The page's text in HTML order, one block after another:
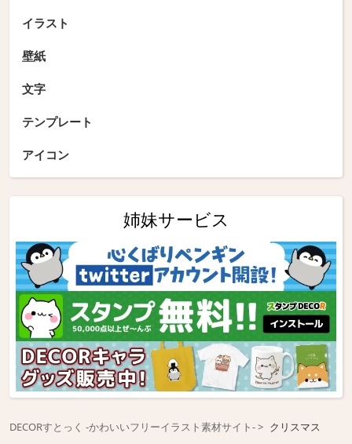
イラスト
壁紙
文字
テンプレート
アイコン
姉妹サービス
DECORすとっく -かわいいフリーイラスト素材サイト- クリスマス